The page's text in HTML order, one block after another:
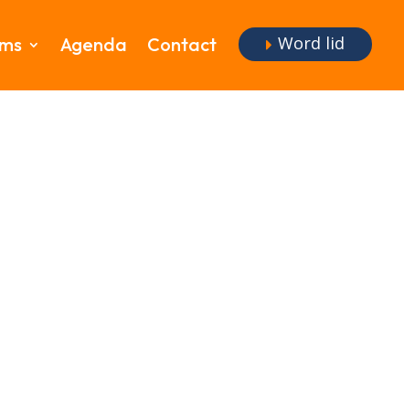
Agenda Contact Word lid